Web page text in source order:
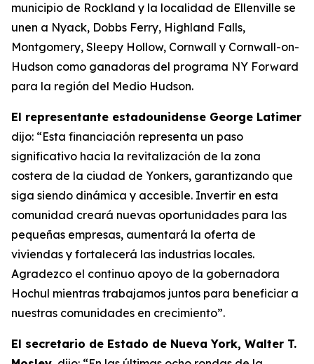
municipio de Rockland y la localidad de Ellenville se
unen a Nyack, Dobbs Ferry, Highland Falls,
Montgomery, Sleepy Hollow, Cornwall y Cornwall-on-
Hudson como ganadoras del programa NY Forward
para la región del Medio Hudson.
El representante estadounidense George Latimer
dijo: “Esta financiación representa un paso
significativo hacia la revitalización de la zona
costera de la ciudad de Yonkers, garantizando que
siga siendo dinámica y accesible. Invertir en esta
comunidad creará nuevas oportunidades para las
pequeñas empresas, aumentará la oferta de
viviendas y fortalecerá las industrias locales.
Agradezco el continuo apoyo de la gobernadora
Hochul mientras trabajamos juntos para beneficiar a
nuestras comunidades en crecimiento”.
El secretario de Estado de Nueva York, Walter T.